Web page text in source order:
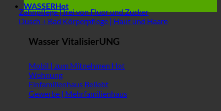
Zahnpflege | frei von Fluor und Zucker
Dusch + Bad Körperpflege | Haut und Haare
WASSER
Wasser VitalisierUNG
Mobil | zum Mitnehmen
Wohnung
Einfamilienhaus
Gewerbe | Mehrfamilienhaus